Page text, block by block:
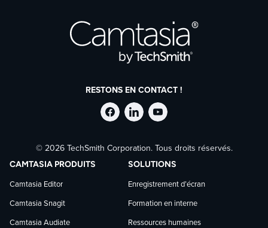
RESTONS EN CONTACT !
Suivre
TechSmith
sur
Facebook
Suivre
TechSmith
sur
LinkedIn
Suivre
TechSmith
sur
YouTube
© 2026 TechSmith Corporation. Tous droits réservés.
CAMTASIA PRODUITS
Camtasia Editor
Camtasia Snagit
Camtasia Audiate
SOLUTIONS
Enregistrement d’écran
Formation en interne
Ressources humaines